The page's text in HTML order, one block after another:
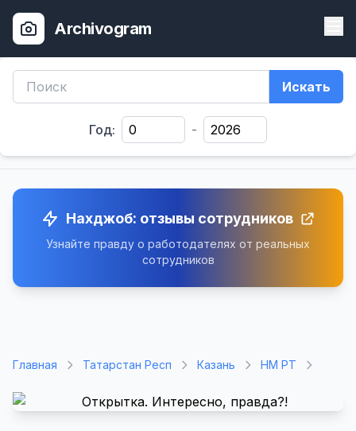
Archivogram
Искать
Год: -
Нахджоб: отзывы сотрудников
Узнайте правду о работодателях от реальных
сотрудников
Главная Татарстан Респ Казань НМ РТ